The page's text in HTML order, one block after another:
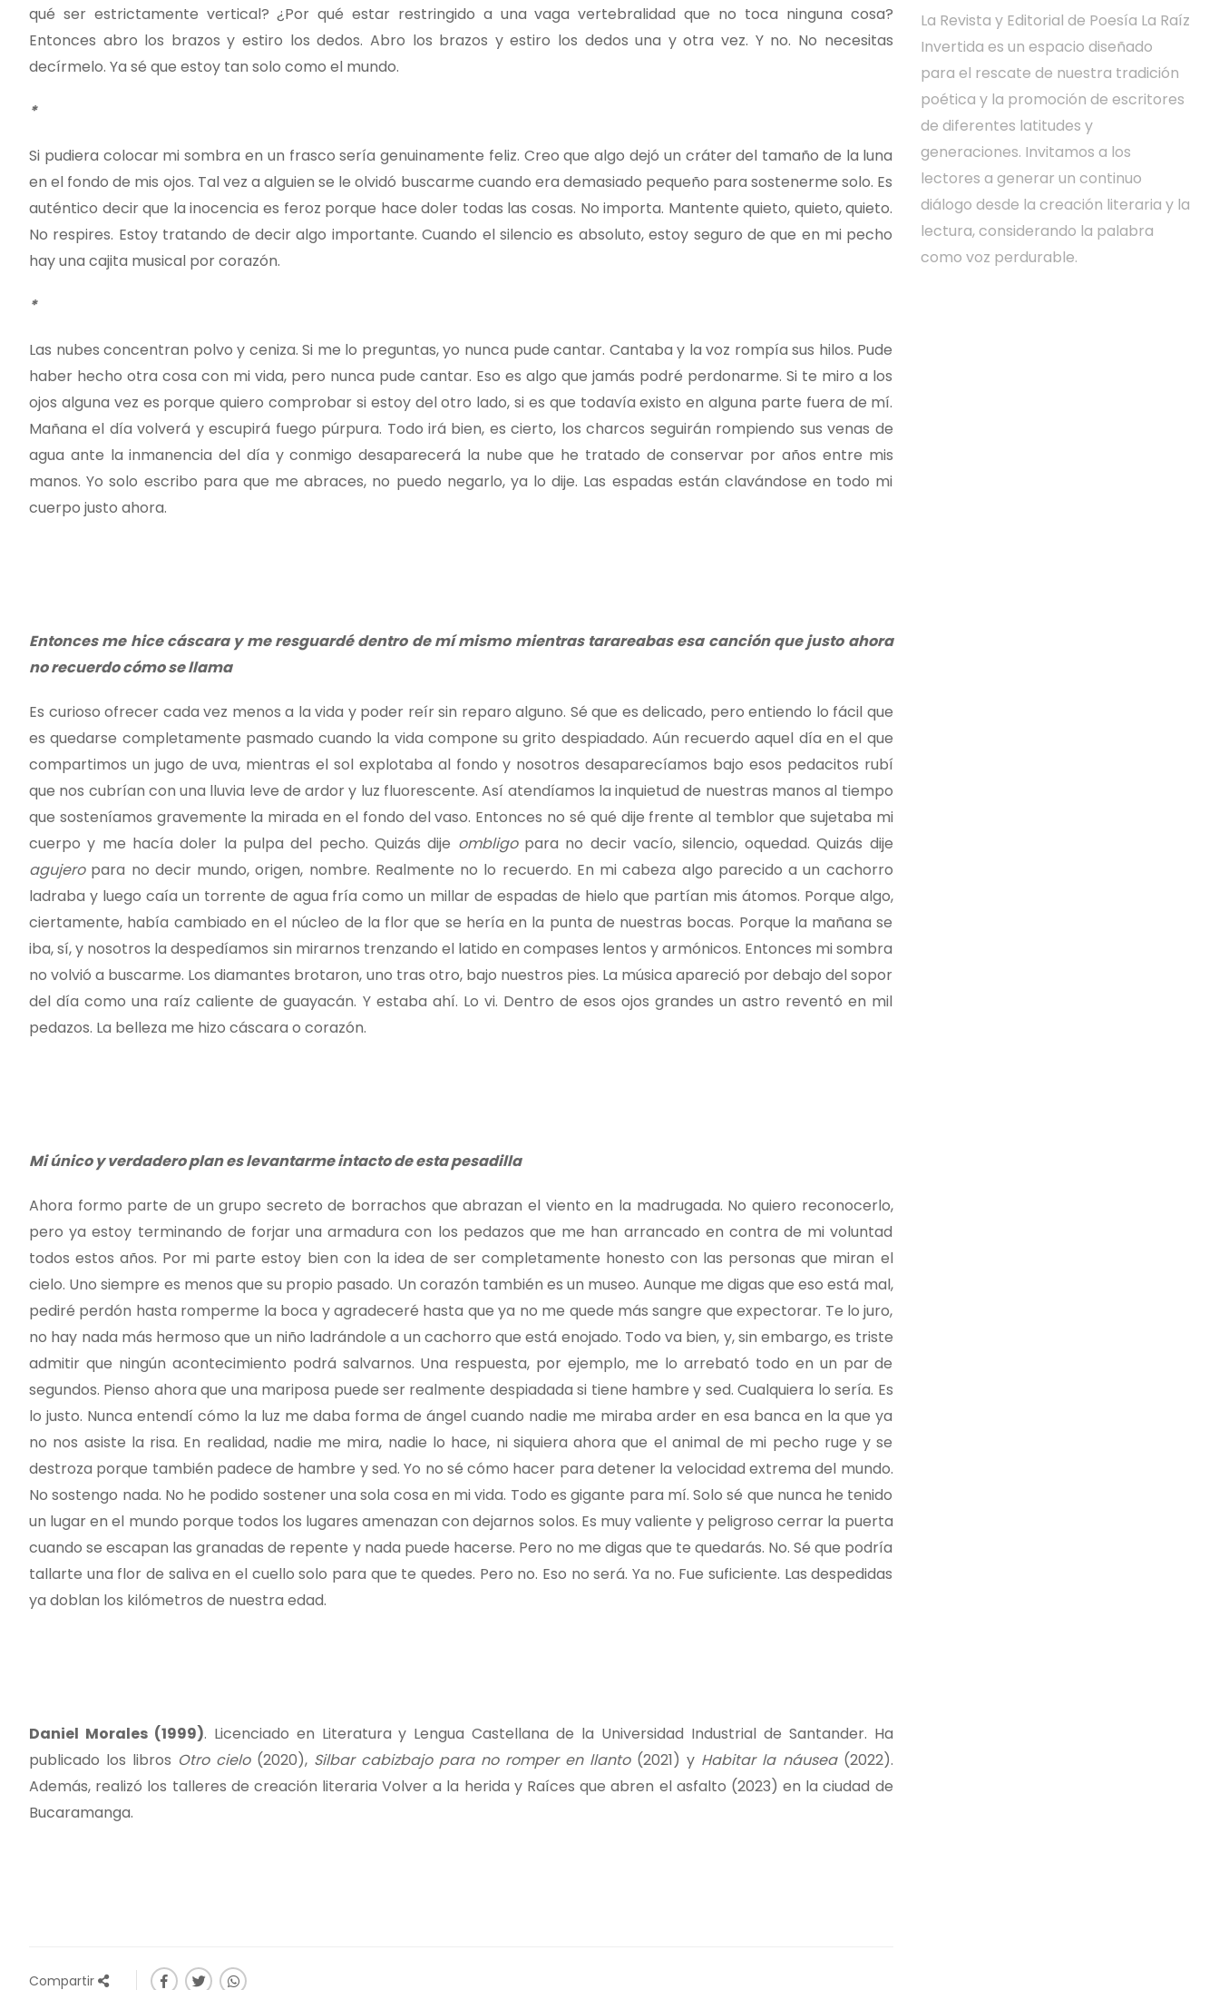
qué ser estrictamente vertical? ¿Por qué estar restringido a una vaga vertebralidad que no toca ninguna cosa?
Entonces abro los brazos y estiro los dedos. Abro los brazos y estiro los dedos una y otra vez. Y no. No necesitas
decírmelo. Ya sé que estoy tan solo como el mundo.
*
Si pudiera colocar mi sombra en un frasco sería genuinamente feliz. Creo que algo dejó un cráter del tamaño de la luna
en el fondo de mis ojos. Tal vez a alguien se le olvidó buscarme cuando era demasiado pequeño para sostenerme solo. Es
auténtico decir que la inocencia es feroz porque hace doler todas las cosas. No importa. Mantente quieto, quieto, quieto.
No respires. Estoy tratando de decir algo importante. Cuando el silencio es absoluto, estoy seguro de que en mi pecho
hay una cajita musical por corazón.
*
Las nubes concentran polvo y ceniza. Si me lo preguntas, yo nunca pude cantar. Cantaba y la voz rompía sus hilos. Pude
haber hecho otra cosa con mi vida, pero nunca pude cantar. Eso es algo que jamás podré perdonarme. Si te miro a los
ojos alguna vez es porque quiero comprobar si estoy del otro lado, si es que todavía existo en alguna parte fuera de mí.
Mañana el día volverá y escupirá fuego púrpura. Todo irá bien, es cierto, los charcos seguirán rompiendo sus venas de
agua ante la inmanencia del día y conmigo desaparecerá la nube que he tratado de conservar por años entre mis
manos. Yo solo escribo para que me abraces, no puedo negarlo, ya lo dije. Las espadas están clavándose en todo mi
cuerpo justo ahora.
Entonces me hice cáscara y me resguardé dentro de mí mismo mientras tarareabas esa canción que justo ahora
no recuerdo cómo se llama
Es curioso ofrecer cada vez menos a la vida y poder reír sin reparo alguno. Sé que es delicado, pero entiendo lo fácil que
es quedarse completamente pasmado cuando la vida compone su grito despiadado. Aún recuerdo aquel día en el que
compartimos un jugo de uva, mientras el sol explotaba al fondo y nosotros desaparecíamos bajo esos pedacitos rubí
que nos cubrían con una lluvia leve de ardor y luz fluorescente. Así atendíamos la inquietud de nuestras manos al tiempo
que sosteníamos gravemente la mirada en el fondo del vaso. Entonces no sé qué dije frente al temblor que sujetaba mi
cuerpo y me hacía doler la pulpa del pecho. Quizás dije ombligopara no decir vacío, silencio, oquedad. Quizás dije
agujeropara no decir mundo, origen, nombre. Realmente no lo recuerdo. En mi cabeza algo parecido a un cachorro
ladraba y luego caía un torrente de agua fría como un millar de espadas de hielo que partían mis átomos. Porque algo,
ciertamente, había cambiado en el núcleo de la flor que se hería en la punta de nuestras bocas. Porque la mañana se
iba, sí, y nosotros la despedíamos sin mirarnos trenzando el latido en compases lentos y armónicos. Entonces mi sombra
no volvió a buscarme. Los diamantes brotaron, uno tras otro, bajo nuestros pies. La música apareció por debajo del sopor
del día como una raíz caliente de guayacán. Y estaba ahí. Lo vi. Dentro de esos ojos grandes un astro reventó en mil
pedazos. La belleza me hizo cáscara o corazón.
Mi único y verdadero plan es levantarme intacto de esta pesadilla
Ahora formo parte de un grupo secreto de borrachos que abrazan el viento en la madrugada. No quiero reconocerlo,
pero ya estoy terminando de forjar una armadura con los pedazos que me han arrancado en contra de mi voluntad
todos estos años. Por mi parte estoy bien con la idea de ser completamente honesto con las personas que miran el
cielo. Uno siempre es menos que su propio pasado. Un corazón también es un museo. Aunque me digas que eso está mal,
pediré perdón hasta romperme la boca y agradeceré hasta que ya no me quede más sangre que expectorar. Te lo juro,
no hay nada más hermoso que un niño ladrándole a un cachorro que está enojado. Todo va bien, y, sin embargo, es triste
admitir que ningún acontecimiento podrá salvarnos. Una respuesta, por ejemplo, me lo arrebató todo en un par de
segundos. Pienso ahora que una mariposa puede ser realmente despiadada si tiene hambre y sed. Cualquiera lo sería. Es
lo justo. Nunca entendí cómo la luz me daba forma de ángel cuando nadie me miraba arder en esa banca en la que ya
no nos asiste la risa. En realidad, nadie me mira, nadie lo hace, ni siquiera ahora que el animal de mi pecho ruge y se
destroza porque también padece de hambre y sed. Yo no sé cómo hacer para detener la velocidad extrema del mundo.
No sostengo nada. No he podido sostener una sola cosa en mi vida. Todo es gigante para mí. Solo sé que nunca he tenido
un lugar en el mundo porque todos los lugares amenazan con dejarnos solos. Es muy valiente y peligroso cerrar la puerta
cuando se escapan las granadas de repente y nada puede hacerse. Pero no me digas que te quedarás. No. Sé que podría
tallarte una flor de saliva en el cuello solo para que te quedes. Pero no. Eso no será. Ya no. Fue suficiente. Las despedidas
ya doblan los kilómetros de nuestra edad.
Daniel Morales (1999). Licenciado en Literatura y Lengua Castellana de la Universidad Industrial de Santander. Ha
publicado los libros Otro cielo(2020), Silbar cabizbajo para no romper en llanto(2021) y Habitar la náusea(2022).
Además, realizó los talleres de creación literaria Volver a la herida y Raíces que abren el asfalto (2023) en la ciudad de
Bucaramanga.
Compartir
La Revista y Editorial de Poesía La Raíz
Invertida es un espacio diseñado
para el rescate de nuestra tradición
poética y la promoción de escritores
de diferentes latitudes y
generaciones. Invitamos a los
lectores a generar un continuo
diálogo desde la creación literaria y la
lectura, considerando la palabra
como voz perdurable.